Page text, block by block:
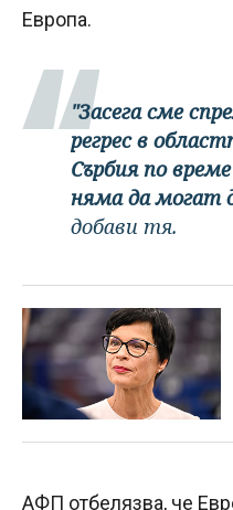
Европа.
"Засега сме
регрес в
Сърбия по
няма да могат
добави тя.
АФП отбелязва, че